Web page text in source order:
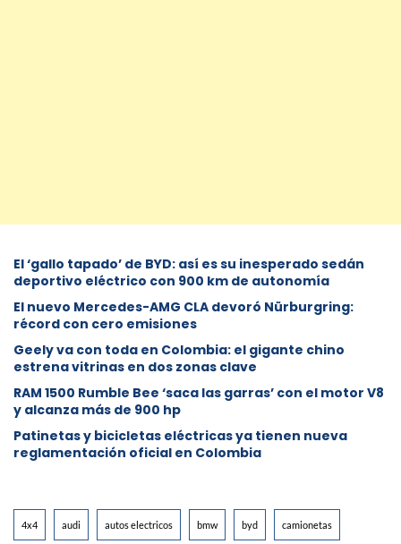
El ‘gallo tapado’ de BYD: así es su inesperado sedán
deportivo eléctrico con 900 km de autonomía
El nuevo Mercedes-AMG CLA devoró Nürburgring:
récord con cero emisiones
Geely va con toda en Colombia: el gigante chino
estrena vitrinas en dos zonas clave
RAM 1500 Rumble Bee ‘saca las garras’ con el motor V8
y alcanza más de 900 hp
Patinetas y bicicletas eléctricas ya tienen nueva
reglamentación oficial en Colombia
4x4 audi autos electricos bmw byd camionetas